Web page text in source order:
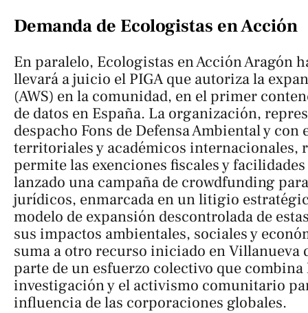
Demanda de Ecologistas en Acción
En paralelo, Ecologistas en Acción Aragón
llevará a juicio el PIGA que autoriza la
(AWS) en la comunidad, en el primer
de datos en España. La organización,
despacho Fons de Defensa Ambiental y con
territoriales y académicos internacionales,
permite las exenciones fiscales y
lanzado una campaña de crowdfunding
jurídicos, enmarcada en un litigio
modelo de expansión descontrolada de
sus impactos ambientales, sociales y
suma a otro recurso iniciado en Villanueva
parte de un esfuerzo colectivo que combina
investigación y el activismo comunitario
influencia de las corporaciones globales.